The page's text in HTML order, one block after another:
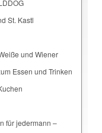
St. Kastl
und Wiener
Essen und Trinken
für jedermann –